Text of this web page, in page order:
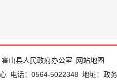
要问题及改进情况
一定成绩，但也存在一些不足
霍山县人民政府办公室
网站地图
电话：0564-5022348 地址：政